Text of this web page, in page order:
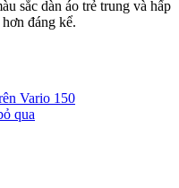
sắc dàn áo trẻ trung và hấp
đáng kể.
Vario 150
qua